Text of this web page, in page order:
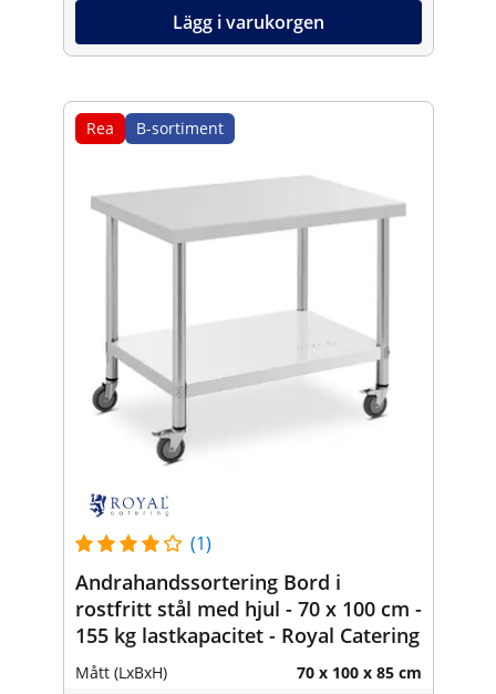
Lägg i varukorgen
Rea B-sortiment
(1)
Andrahandssortering Bord i
rostfritt stål med hjul - 70 x 100 cm -
155 kg lastkapacitet - Royal Catering
Mått (LxBxH) 70 x 100 x 85 cm